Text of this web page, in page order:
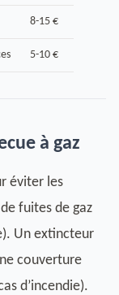
8-15 €
5-10 €
à gaz
éviter les
fuites de gaz
Un extincteur
couverture
d’incendie).